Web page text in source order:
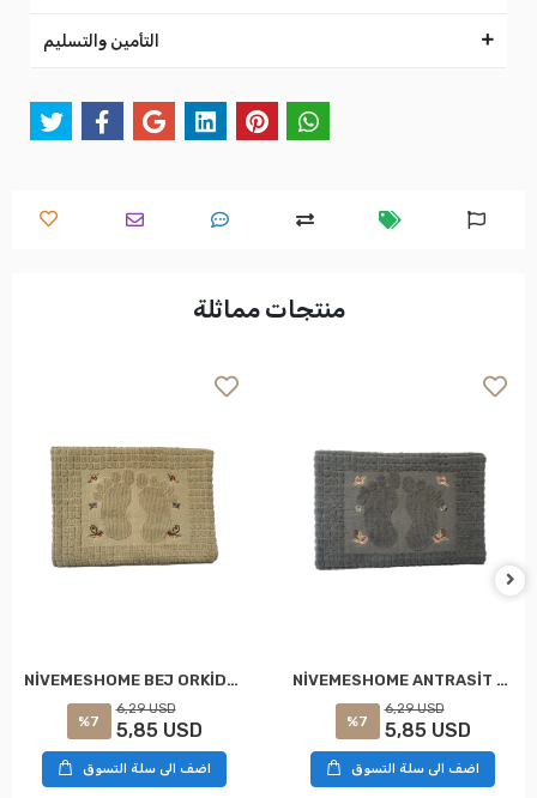
التأمين والتسليم
منتجات مماثلة
NİVEMESHOME BEJ ORKİDEM AYAK HAVLUSU
%7
6,29 USD
5,85 USD
اضف الى سلة التسوق
NİVEMESHOME ANTRASİT ORKİDEM AYAK HAVLUSU
%7
6,29 USD
5,85 USD
اضف الى سلة التسوق